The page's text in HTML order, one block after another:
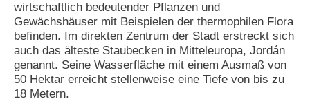
wirtschaftlich bedeutender Pflanzen und
Gewächshäuser mit Beispielen der thermophilen Flora
befinden. Im direkten Zentrum der Stadt erstreckt sich
auch das älteste Staubecken in Mitteleuropa, Jordán
genannt. Seine Wasserfläche mit einem Ausmaß von
50 Hektar erreicht stellenweise eine Tiefe von bis zu
18 Metern.